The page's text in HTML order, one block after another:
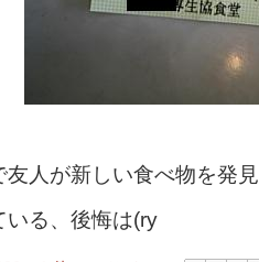
友人が新しい食べ物を発
る、後悔は(ry